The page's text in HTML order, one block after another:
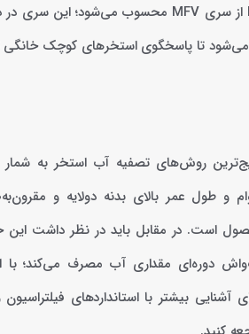
روش‌های تصفیه آب استخر به شمار
و طول عمر بالای بدنه دولایه و
است. در مقابل باید در نظر داشت این
دوره‌ای مقداری آب مصرف می‌کند؛ با
آشنایی بیشتر با استانداردهای